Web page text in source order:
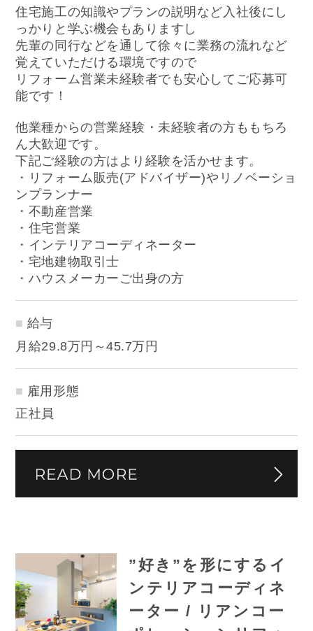
住宅施工の知識やプランの説明など入社後にし
っかりと学ぶ機会もありますし
先輩の同行などを通して徐々に業務の流れなど
覚えていただける環境ですので
リフォーム営業未経験者でも安心してご応募可
能です！
他業種からの営業経験・未経験者の方ももちろ
ん大歓迎です。
下記ご経験の方はより経験を活かせます。
・リフォーム販売(アドバイザー)やリノベーショ
ンプランナー
・不動産営業
・住宅営業
・インテリアコーディネーター
・宅地建物取引士
・ハウスメーカーご出身の方
給与
月給29.8万円～45.7万円
雇用形態
正社員
”好き”を形にするイ
ンテリアコーディネ
ーター / リアンコー